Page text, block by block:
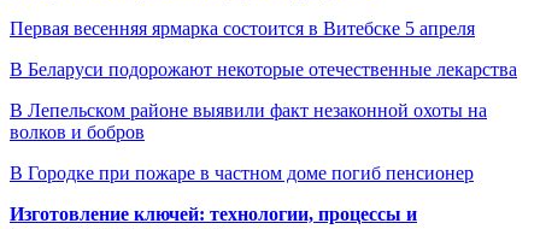
Первая весенняя ярмарка состоится в Витебске 5 апреля
В Беларуси подорожают некоторые отечественные лекарства
В Лепельском районе выявили факт незаконной охоты на
волков и бобров
В Городке при пожаре в частном доме погиб пенсионер
Изготовление ключей: технологии, процессы и